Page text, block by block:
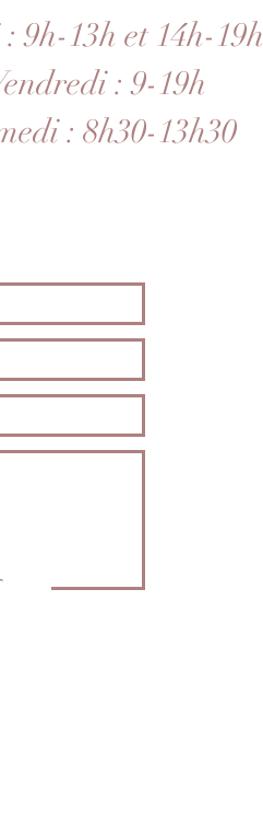
9h-13h et 14h-19h
: 9-19h
: 8h30-13h30